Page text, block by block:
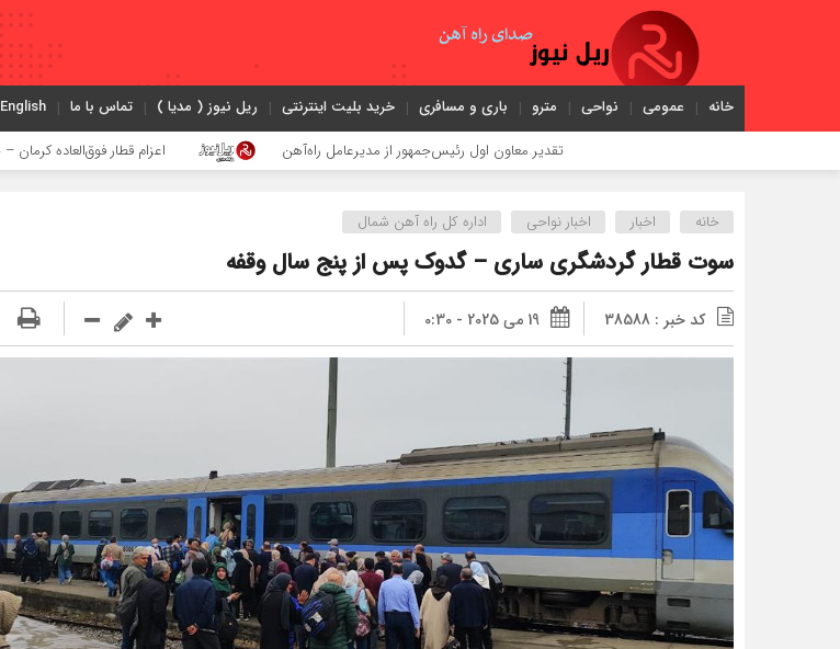
خانه عمومی نواحی مترو باری و مسافری خرید بلیت اینترنتی ریل نیوز ( مدیا ) تماس با ما English
تقدیر معاون اول رئیس‌جمهور از مدیرعامل راه‌آهن اعزام قطار فوق‌العاده کرمان – خرمشهر
خانه اخبار اخبار نواحی اداره كل راه آهن شمال
سوت قطار گردشگری ساری – گدوک پس از پنج سال وقفه
کد خبر : 38588 19 می 2025 - 0:30